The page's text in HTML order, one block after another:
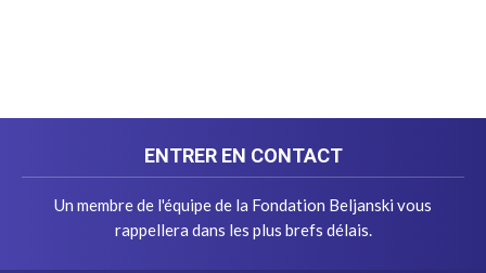
ENTRER EN CONTACT
Un membre de l'équipe de la Fondation Beljanski vous
rappellera dans les plus brefs délais.